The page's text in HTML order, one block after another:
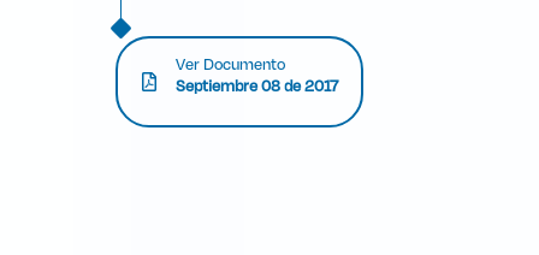
Ver Documento
Septiembre 08 de 2017